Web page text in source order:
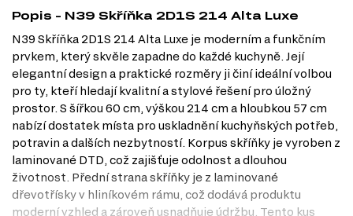
Popis - N39 Skříňka 2D1S 214 Alta Luxe
N39 Skříňka 2D1S 214 Alta Luxe je moderním a funkčním
prvkem, který skvěle zapadne do každé kuchyně. Její
elegantní design a praktické rozměry ji činí ideální volbou
pro ty, kteří hledají kvalitní a stylové řešení pro úložný
prostor. S šířkou 60 cm, výškou 214 cm a hloubkou 57 cm
nabízí dostatek místa pro uskladnění kuchyňských potřeb,
potravin a dalších nezbytností. Korpus skříňky je vyroben z
laminované DTD, což zajišťuje odolnost a dlouhou
životnost. Přední strana skříňky je z laminované
dřevotřísky v hliníkovém rámu, což dodává produktu
moderní vzhled a zároveň usnadňuje údržbu. Tento kus